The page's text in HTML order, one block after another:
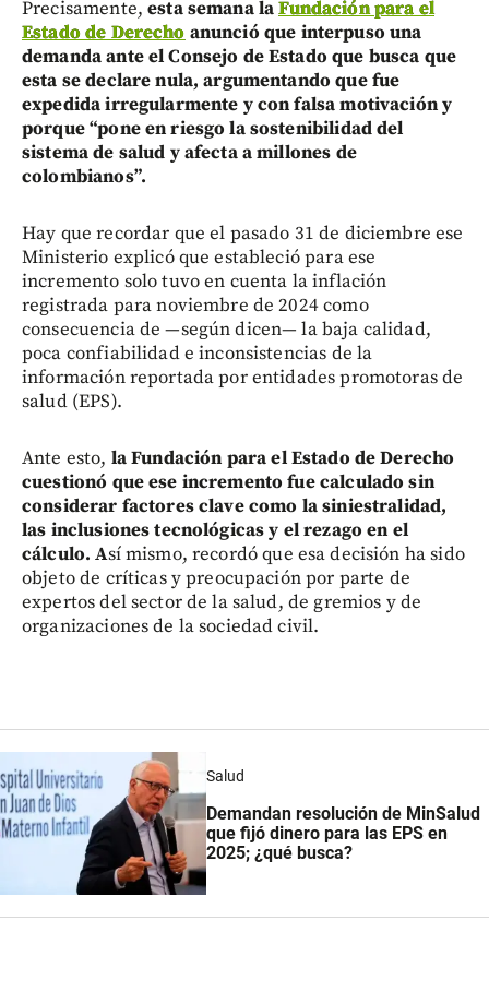
Precisamente,esta semana laFundación para el
Estado de Derechoanunció que interpuso una
demanda ante el Consejo de Estado que busca que
esta se declare nula, argumentando que fue
expedida irregularmente y con falsa motivación y
porque “pone en riesgo la sostenibilidad del
sistema de salud y afecta a millones de
colombianos”.
Hay que recordar que el pasado 31 de diciembre ese
Ministerio explicó que estableció para ese
incremento solo tuvo en cuenta la inflación
registrada para noviembre de 2024 como
consecuencia de —según dicen— la baja calidad,
poca confiabilidad e inconsistencias de la
información reportada por entidades promotoras de
salud (EPS).
Ante esto, la Fundación para el Estado de Derecho
cuestionó que ese incremento fue calculado sin
considerar factores clave como la siniestralidad,
las inclusiones tecnológicas y el rezago en el
cálculo. Así mismo, recordó que esa decisión ha sido
objeto de críticas y preocupación por parte de
expertos del sector de la salud, de gremios y de
organizaciones de la sociedad civil.
Salud
Demandan resolución de MinSalud
que fijó dinero para las EPS en
2025; ¿qué busca?